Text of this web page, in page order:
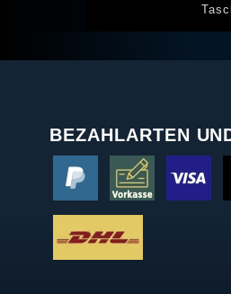
BEZAHLARTEN